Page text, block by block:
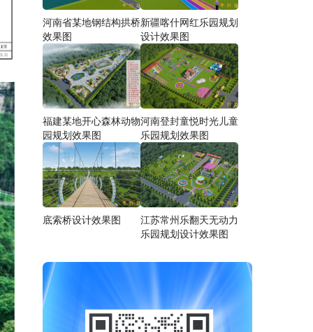
河南省某地钢结构拱桥
效果图
新疆喀什网红乐园规划
设计效果图
福建某地开心森林动物
园规划效果图
河南登封童悦时光儿童
乐园规划效果图
底索桥设计效果图
江苏常州乐翻天无动力
乐园规划设计效果图